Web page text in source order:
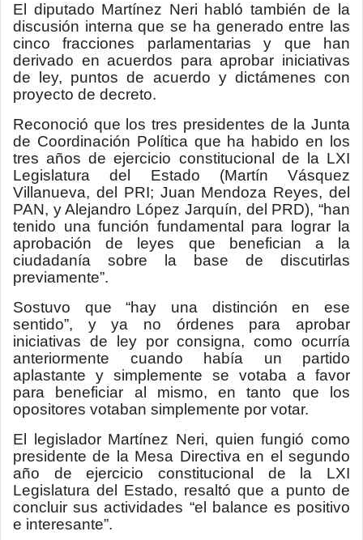
El diputado Martínez Neri habló también de la
discusión interna que se ha generado entre las
cinco fracciones parlamentarias y que han
derivado en acuerdos para aprobar iniciativas
de ley, puntos de acuerdo y dictámenes con
proyecto de decreto.
Reconoció que los tres presidentes de la Junta
de Coordinación Política que ha habido en los
tres años de ejercicio constitucional de la LXI
Legislatura del Estado (Martín Vásquez
Villanueva, del PRI; Juan Mendoza Reyes, del
PAN, y Alejandro López Jarquín, del PRD), “han
tenido una función fundamental para lograr la
aprobación de leyes que benefician a la
ciudadanía sobre la base de discutirlas
previamente”.
Sostuvo que “hay una distinción en ese
sentido”, y ya no órdenes para aprobar
iniciativas de ley por consigna, como ocurría
anteriormente cuando había un partido
aplastante y simplemente se votaba a favor
para beneficiar al mismo, en tanto que los
opositores votaban simplemente por votar.
El legislador Martínez Neri, quien fungió como
presidente de la Mesa Directiva en el segundo
año de ejercicio constitucional de la LXI
Legislatura del Estado, resaltó que a punto de
concluir sus actividades “el balance es positivo
e interesante”.